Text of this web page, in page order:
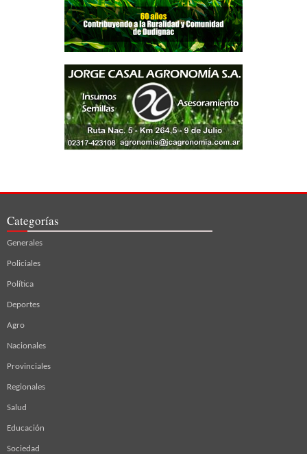
Categorías
Generales
Policiales
Política
Deportes
Agro
Nacionales
Provinciales
Regionales
Salud
Educación
Sociedad